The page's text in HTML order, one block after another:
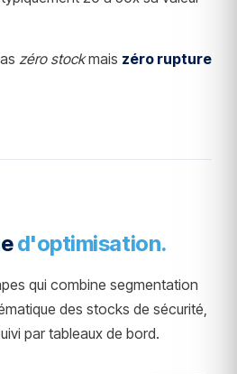
zéro stockmais zéro rupture
d'optimisation.
qui combine segmentation
des stocks de sécurité,
par tableaux de bord.